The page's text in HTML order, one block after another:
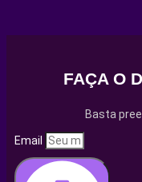
FAÇA O
Basta
Email